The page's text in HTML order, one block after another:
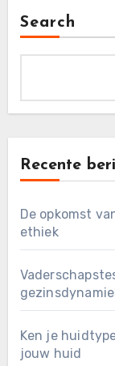
Search
Recente
De opkomst
ethiek
Ken je
jouw huid